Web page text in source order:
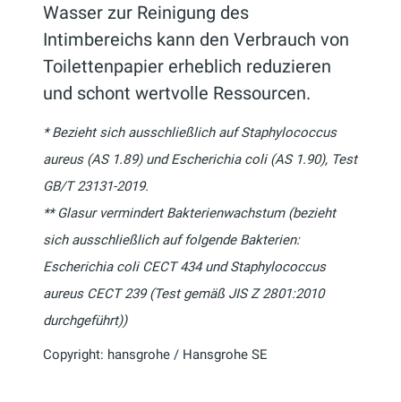
Wasser zur Reinigung des
Intimbereichs kann den Verbrauch von
Toilettenpapier erheblich reduzieren
und schont wertvolle Ressourcen.
* Bezieht sich ausschließlich auf Staphylococcus
aureus (AS 1.89) und Escherichia coli (AS 1.90), Test
GB/T 23131-2019.
** Glasur vermindert Bakterienwachstum (bezieht
sich ausschließlich auf folgende Bakterien:
Escherichia coli CECT 434 und Staphylococcus
aureus CECT 239 (Test gemäß JIS Z 2801:2010
durchgeführt))
Copyright: hansgrohe / Hansgrohe SE